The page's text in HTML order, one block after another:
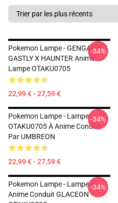
Pokemon Lampe - GENGAR X
GASTLY X HAUNTER Anime
Lampe OTAKU0705
22,99 € - 27,59 €
-34%
Pokemon Lampe - Lampe
OTAKU0705 À Anime Conduit
Par UMBREON
22,99 € - 27,59 €
-34%
Pokemon Lampe - Lampe À
Anime Conduit GLACEON
-34%